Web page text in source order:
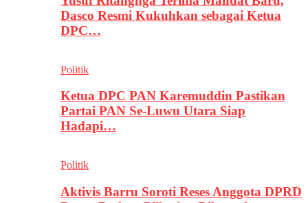
Dasco Resmi Kukuhkan sebagai Ketua
DPC…
Politik
Ketua DPC PAN Karemuddin Pastikan
Partai PAN Se-Luwu Utara Siap
Hadapi…
Politik
Aktivis Barru Soroti Reses Anggota DPRD